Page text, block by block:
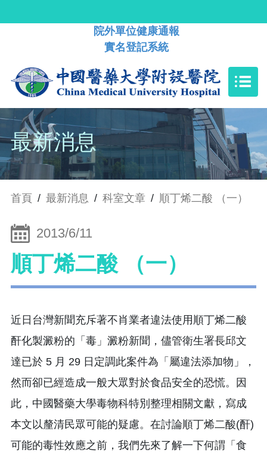
院外單位健康通報
實名登記系統
最新消息
首頁 / 最新消息 / 科室文章 / 順丁烯二酸 （一）
2013/6/11
順丁烯二酸 （一）
近日台灣新聞充斥著不肖業者違法使用順丁烯二酸
酐化製澱粉的「毒」澱粉新聞，儘管衛生署長邱文
達已於 5 月 29 日定調此案件為「屬違法添加物」，
然而卻已經造成一般大眾對於食品安全的恐慌。因
此，中國醫藥大學毒物科特別整理相關文獻，寫成
本文以釐清民眾可能的疑慮。在討論順丁烯二酸(酐)
可能的毒性效應之前，我們先來了解一下何謂「食